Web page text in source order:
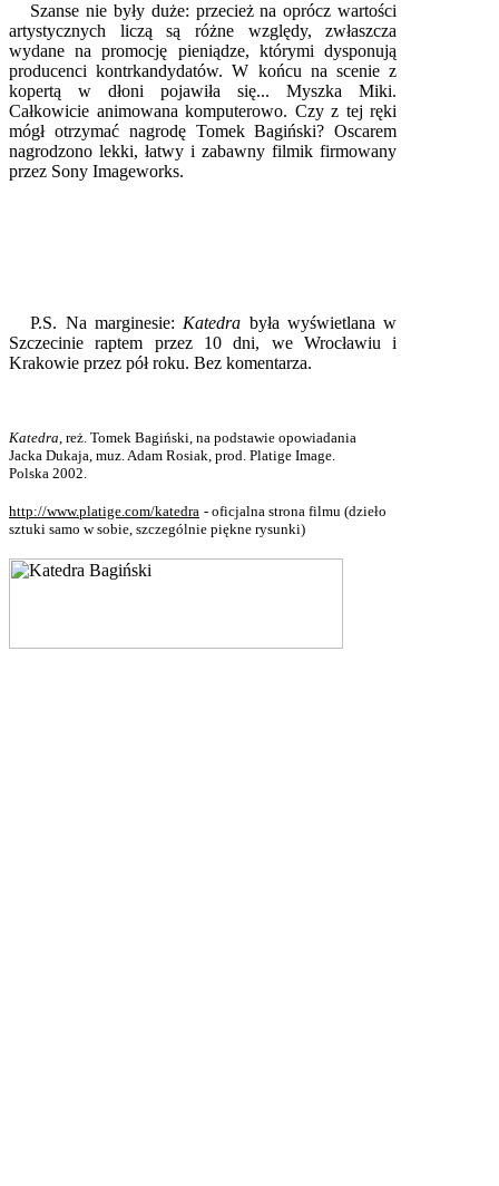
Szanse nie były duże: przecież na oprócz wartości
artystycznych liczą są różne względy, zwłaszcza
wydane na promocję pieniądze, którymi dysponują
producenci kontrkandydatów. W końcu na scenie z
kopertą w dłoni pojawiła się... Myszka Miki.
Całkowicie animowana komputerowo. Czy z tej ręki
mógł otrzymać nagrodę Tomek Bagiński? Oscarem
nagrodzono lekki, łatwy i zabawny filmik firmowany
przez Sony Imageworks.
P.S. Na marginesie: Katedra była wyświetlana w
Szczecinie raptem przez 10 dni, we Wrocławiu i
Krakowie przez pół roku. Bez komentarza.
Katedra, reż. Tomek Bagiński, na podstawie opowiadania
Jacka Dukaja, muz. Adam Rosiak, prod. Platige Image.
Polska 2002.
http://www.platige.com/katedra - oficjalna strona filmu (dzieło
sztuki samo w sobie, szczególnie piękne rysunki)